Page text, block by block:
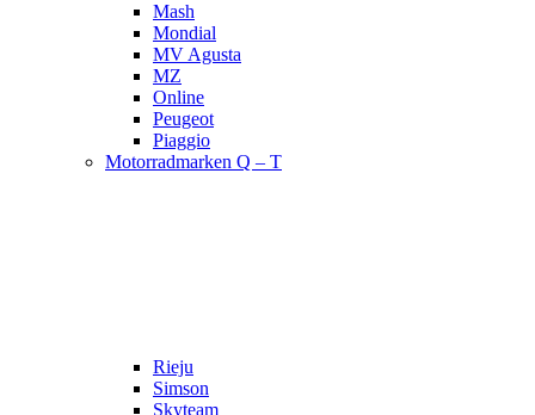
Mash
Mondial
MV Agusta
MZ
Online
Peugeot
Piaggio
Motorradmarken Q – T
Rieju
Simson
Skyteam